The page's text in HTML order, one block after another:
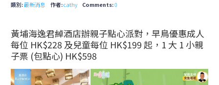
類別:最新消息 作者:cathy Comments:0
黃埔海逸君綽酒店辦親子點心派對，早鳥優惠成人
每位 HK$228 及兒童每位 HK$199 起，1 大 1 小親
子票 (包點心) HK$598